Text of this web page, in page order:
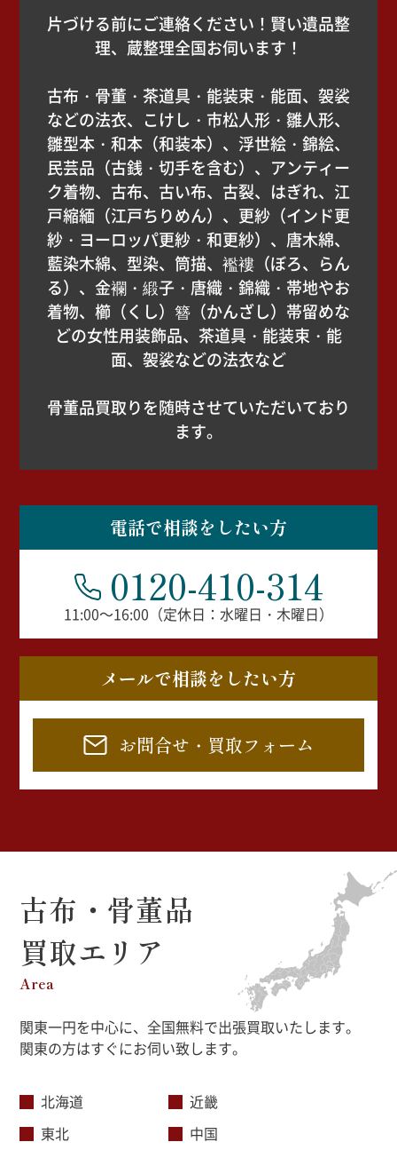
片づける前にご連絡ください！賢い遺品整
理、蔵整理全国お伺います！
古布・骨董・茶道具・能装束・能面、袈裟
などの法衣、こけし・市松人形・雛人形、
雛型本・和本（和装本）、浮世絵・錦絵、
民芸品（古銭・切手を含む）、アンティー
ク着物、古布、古い布、古裂、はぎれ、江
戸縮緬（江戸ちりめん）、更紗（インド更
紗・ヨーロッパ更紗・和更紗）、唐木綿、
藍染木綿、型染、筒描、襤褸（ぼろ、らん
る）、金襴・緞子・唐織・錦織・帯地やお
着物、櫛（くし）簪（かんざし）帯留めな
どの女性用装飾品、茶道具・能装束・能
面、袈裟などの法衣など
骨董品買取りを随時させていただいており
ます。
電話で相談をしたい方
0120-410-314
11:00～16:00（定休日：水曜日・木曜日）
メールで相談をしたい方
お問合せ・買取フォーム
古布・骨董品
買取エリア
Area
関東一円を中心に、全国無料で出張買取いたします。
関東の方はすぐにお伺い致します。
北海道
東北
近畿
中国